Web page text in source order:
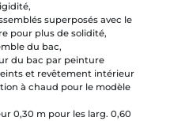
superposés avec le
pour plus de solidité,
du bac,
du bac par peinture
et revêtement intérieur
à chaud pour le modèle
0,30 m pour les larg. 0,60